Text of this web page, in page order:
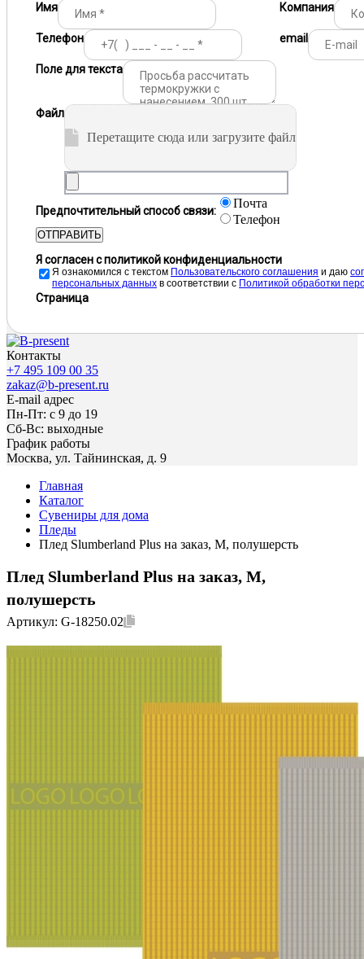
Имя Компания
Телефон email
Поле для текста
Файл
Перетащите сюда или загрузите файл
Предпочтительный способ связи:
Почта
Телефон
ОТПРАВИТЬ
Я согласен с политикой конфиденциальности
Я ознакомился с текстом Пользовательского соглашения и даю
персональных данных в соответствии с Политикой обработки
Страница
Контакты
+7 495 109 00 35
zakaz@b-present.ru
E-mail адрес
Пн-Пт: с 9 до 19
Сб-Вс: выходные
График работы
Москва, ул. Тайнинская, д. 9
Главная
Каталог
Сувениры для дома
Пледы
Плед Slumberland Plus на заказ, M, полушерсть
Плед Slumberland Plus на заказ, M,
полушерсть
Артикул: G-18250.02